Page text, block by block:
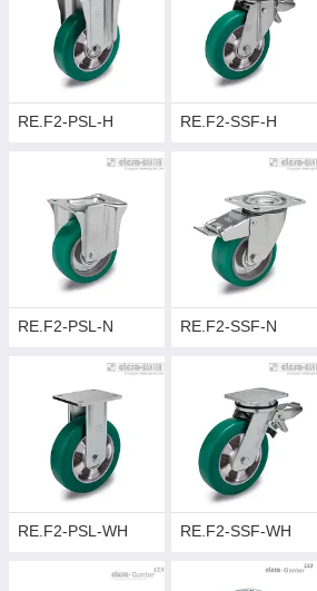
RE.F2-PSL-H RE.F2-SSF-H
RE.F2-PSL-N RE.F2-SSF-N
RE.F2-PSL-WH RE.F2-SSF-WH